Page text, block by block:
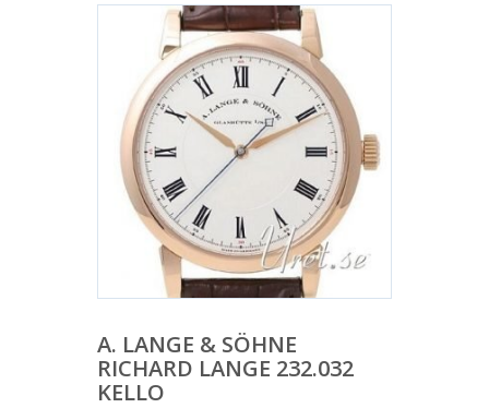
A. LANGE & SÖHNE
RICHARD LANGE 232.032
KELLO